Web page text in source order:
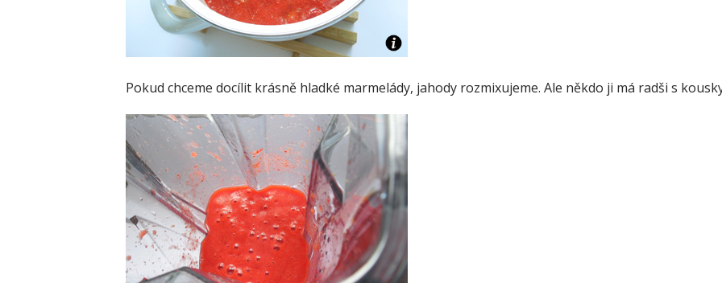
Pokud chceme docílit krásně hladké marmelády, jahody rozmixujeme. Ale někdo ji má radši s